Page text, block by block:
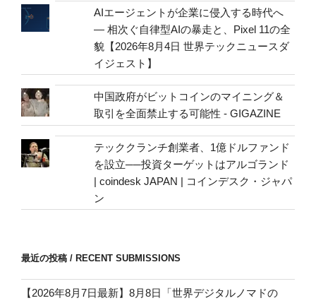
address
AIエージェントが企業に侵入する時代へ
— 相次ぐ自律型AIの暴走と、Pixel 11の全
貌【2026年8月4日 世界テックニュースダ
イジェスト】
中国政府がビットコインのマイニング＆
取引を全面禁止する可能性 - GIGAZINE
テッククランチ創業者、1億ドルファンド
を設立──投資ターゲットはアルゴランド
| coindesk JAPAN | コインデスク・ジャパ
ン
最近の投稿 / RECENT SUBMISSIONS
【2026年8月7日最新】8月8日「世界デジタルノマドの